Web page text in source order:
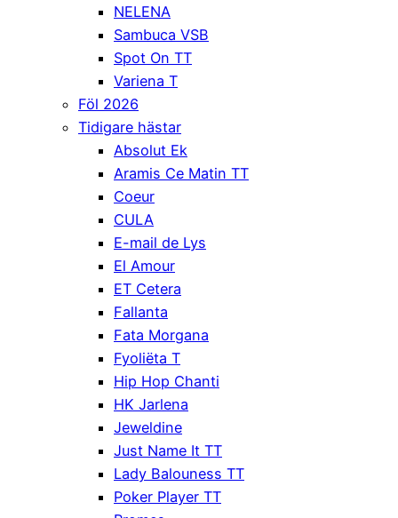
NELENA
Sambuca VSB
Spot On TT
Variena T
Föl 2026
Tidigare hästar
Absolut Ek
Aramis Ce Matin TT
Coeur
CULA
E-mail de Lys
El Amour
ET Cetera
Fallanta
Fata Morgana
Fyoliëta T
Hip Hop Chanti
HK Jarlena
Jeweldine
Just Name It TT
Lady Balouness TT
Poker Player TT